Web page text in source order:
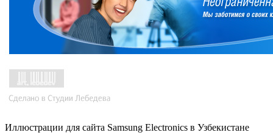
Иллюстрации для сайта Samsung Electronics в Узбекистане